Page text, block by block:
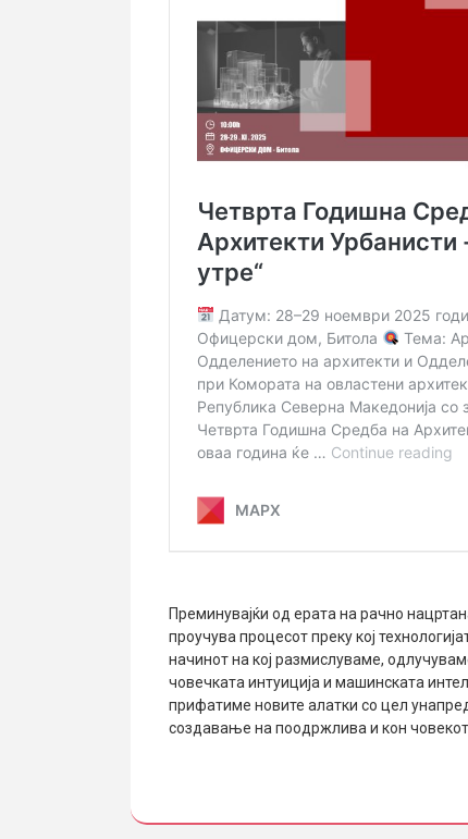
Преминувајќи од ерата на рачно
проучува процесот преку кој
начинот на кој размислуваме,
човечката интуиција и машинската
прифатиме новите алатки со цел
создавање на поодржлива и кон